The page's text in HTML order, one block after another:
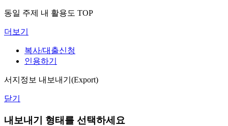
동일 주제 내 활용도 TOP
더보기
복사/대출신청
인용하기
서지정보 내보내기(Export)
닫기
내보내기 형태를 선택하세요